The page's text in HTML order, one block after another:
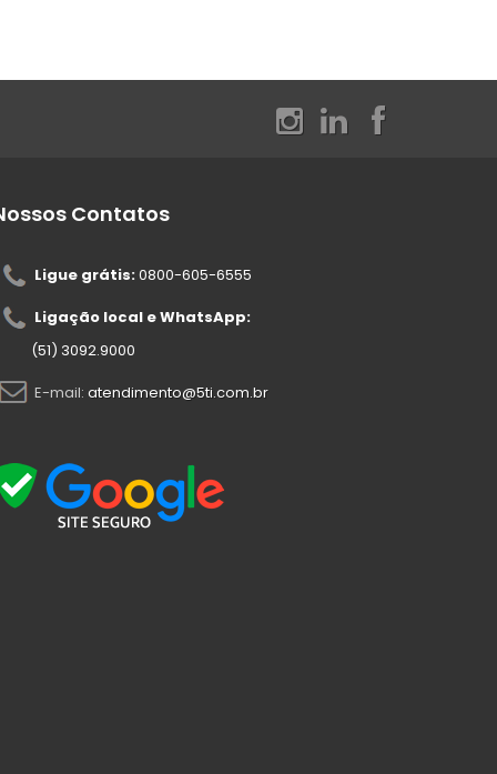
Contatos
Ligue grátis:0800-605-6555
Ligação local e WhatsApp:
(51) 3092.9000
E-mail: atendimento@5ti.com.br